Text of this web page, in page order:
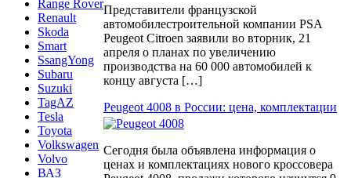
Range Rover
Renault
Skoda
Smart
SsangYong
Subaru
Suzuki
TagAZ
Tesla
Toyota
Volkswagen
Volvo
ВАЗ
Представители французской
автомобилестроительной компании PSA
Peugeot Citroen заявили во вторник, 21
апреля о планах по увеличению
производства на 60 000 автомобилей к
концу августа […]
Peugeot 4008 в России: цена, комплектации
Сегодня была объявлена информация о
ценах и комплектациях нового кроссовера